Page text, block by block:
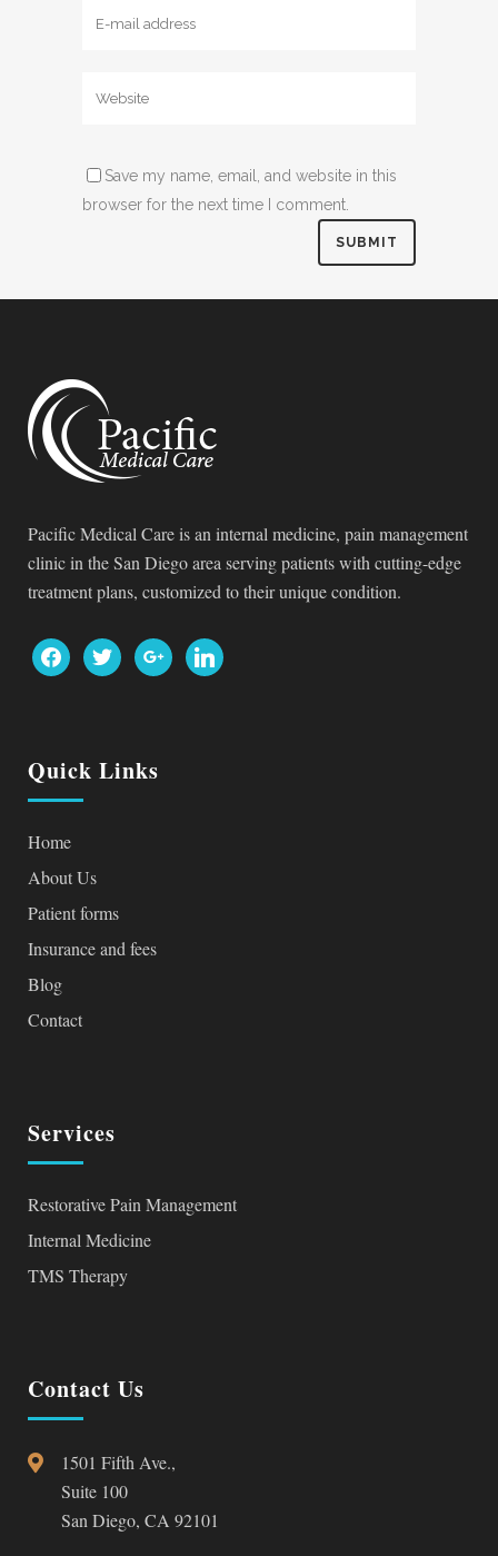
Save my name, email, and website in this
browser for the next time I comment.
Pacific Medical Care is an internal medicine, pain management
clinic in the San Diego area serving patients with cutting-edge
treatment plans, customized to their unique condition.
facebooktwitter googlelinkedin
Quick Links
Home
About Us
Patient forms
Insurance and fees
Blog
Contact
Services
Restorative Pain Management
Internal Medicine
TMS Therapy
Contact Us
1501 Fifth Ave.,
Suite 100
San Diego, CA 92101